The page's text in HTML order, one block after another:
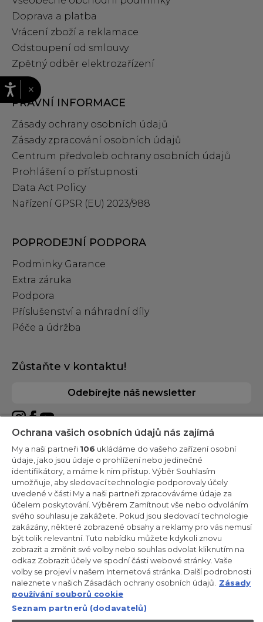
Doprava a platba
Vrácení zboží a reklamace
Odstoupení od smlouvy
Zpětný odběr elektrozařízení
PRÁVNÍ INFORMACE
Zásady ochrany osobních údajů
Zásady zpracování osobních údajů
Centrum předvoleb ochrany osobních údajů
Prohlášení o přístupnosti
Data Act Policy
Nařízení GPSR (EU) 2023/988
POPRODEJNÍ PODPORA
Podminky Garance
Extra záruka
Podpora
Příslušenství a náhradní díly
Péče a údržba
Zůstaňte v kontaktu!
Odebírejte náš newsletter
CANDY HOOVER GROUP S.r.I. - Jediný akcionář - SÍDLO
SPOLEČNOSTI: Via Comolli, 57 - 20861 Brugherio (Monza Brianza) -
Itálie - ADMINISTRATIVNÍ KANCELÁŘE: Via Privata Eden Fumagalli
snc - 20861 Brugherio (Monza Brianza) a Via Trento č. 20/A-22 -
20871 Vimercate (Monza Brianza) - Itálie - Tel.: +39.039.2086.1 -
Fax: +39.039.2086.237 - Základní kapitál 35 000 000,00 € plně
splacený - IČ a číslo zápisu v obchodním rejstříku Milán-Monza-
Brianza-Lodi 04666310158 - DIČ 00786860965 - Číslo REA
(Ekonomicko-správní rejstřík): MB-1033934 - Autorizace IT AEOF
211870 - Společnost podléhající řídicím a koordinačním činnostem
společnosti Candy S.p.A.
CZ / Česká republika
×
Ochrana vašich osobních údajů nás zajímá
My a naši partneři 106 ukládáme do vašeho zařízení osobní
údaje, jako jsou údaje o prohlížení nebo jedinečné
identifikátory, a máme k nim přístup. Výběr Souhlasím
umožňuje, aby sledovací technologie podporovaly účely
uvedené v části My a naši partneři zpracováváme údaje za
účelem poskytování. Výběrem Zamítnout vše nebo odvoláním
svého souhlasu je zakážete. Pokud jsou sledovací technologie
zakázány, některé zobrazené obsahy a reklamy pro vás nemusí
být tolik relevantní. Tuto nabídku můžete kdykoli znovu
zobrazit a změnit své volby nebo souhlas odvolat kliknutím na
odkaz Zobrazit účely ve spodní části webové stránky. Vaše
volby se projeví v našem Internetová stránka. Další podrobnosti
naleznete v našich Zásadách ochrany osobních údajů.
Zásady
používání souborů cookie
Seznam partnerů (dodavatelů)